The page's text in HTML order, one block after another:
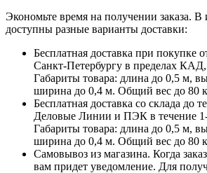
Экономьте время на получении заказа. В
доступны разные варианты доставки:
Бесплатная доставка при покупке
Санкт-Петербургу в пределах
Габариты товара: длина до 0,5 м,
ширина до 0,4 м. Общий вес до 80
Бесплатная доставка со склада до
Деловые Линии и ПЭК в течение
Габариты товара: длина до 0,5 м,
ширина до 0,4 м. Общий вес до 80
Самовывоз из магазина. Когда
вам придет уведомление. Для